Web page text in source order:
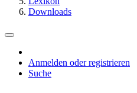
Downloads
Anmelden oder registrieren
Suche